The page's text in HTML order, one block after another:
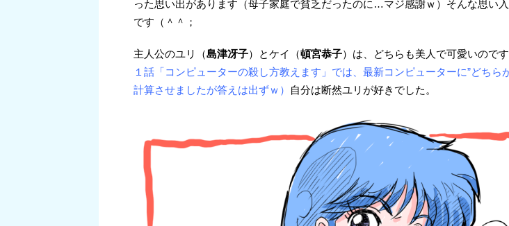
った思い出があります（母子家庭で貧乏だったのに…マジ感謝ｗ）そんな思い
です（＾＾；
主人公のユリ（島津冴子）とケイ（頓宮恭子）は、どちらも美人で可愛いので
１話「コンピューターの殺し方教えます」では、最新コンピューターに”どちら
計算させましたが答えは出ずｗ）
自分は断然ユリが好きでした。